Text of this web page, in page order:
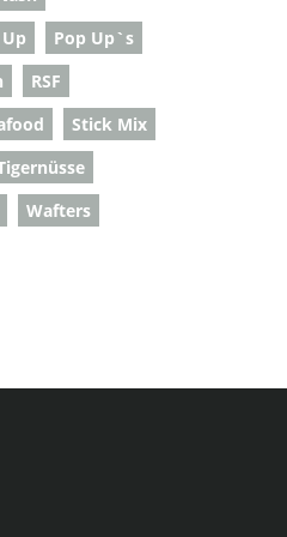
Pop Up`s
RSF
Stick Mix
Wafters